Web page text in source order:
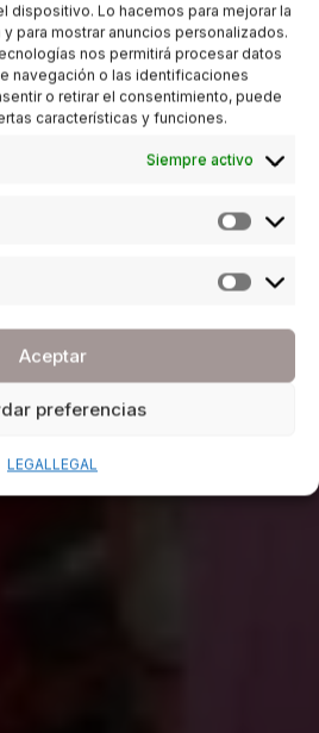
dispositivo. Lo hacemos para mejorar la
para mostrar anuncios personalizados.
nos permitirá procesar datos
navegación o las identificaciones
o retirar el consentimiento, puede
características y funciones.
Siempre activo
Aceptar
preferencias
LEGALLEGAL